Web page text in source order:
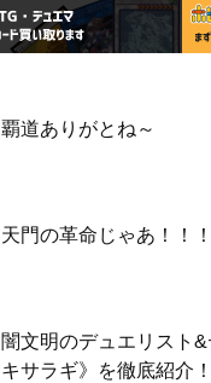
覇道ありがとね～
天門の革命じゃあ！！！
闇文明のデュエリスト
キサラギ》を徹底紹介！